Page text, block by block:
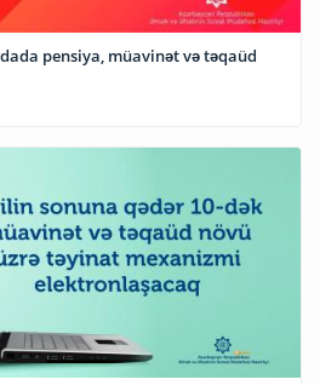
pensiya, müavinət və təqaüd